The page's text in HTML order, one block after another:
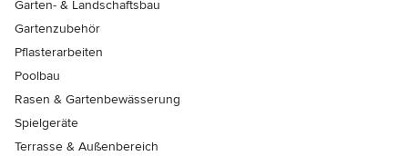
Garten- & Landschaftsbau
Gartenzubehör
Pflasterarbeiten
Poolbau
Rasen & Gartenbewässerung
Spielgeräte
Terrasse & Außenbereich